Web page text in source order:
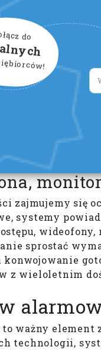
do
zajmujemy
systemy
sprostać
konwojowanie
z wieloletnim
ważny element
technologii,